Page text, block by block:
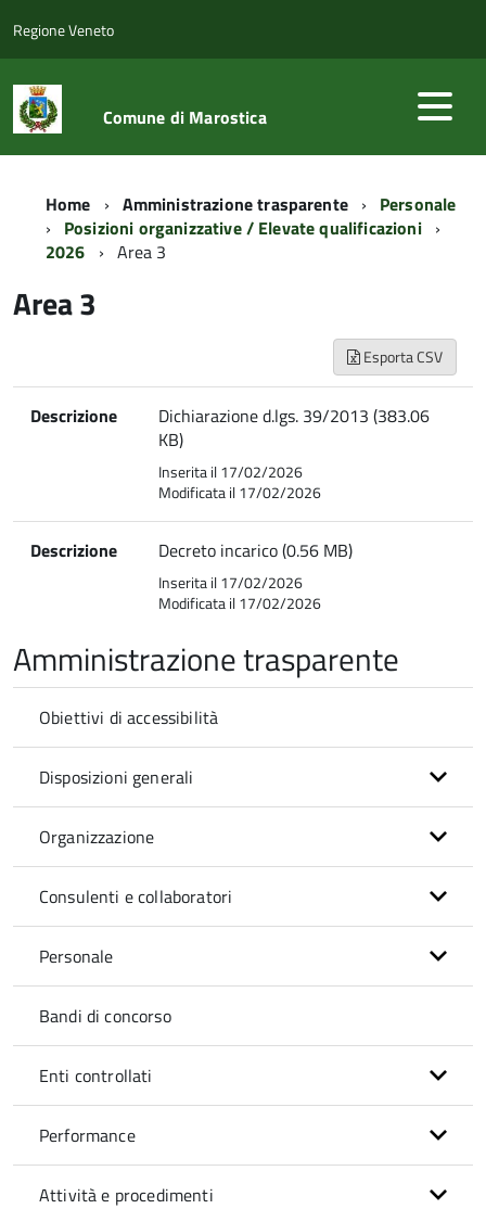
Regione Veneto
Comune di Marostica
Home Amministrazione trasparente
Personale
Posizioni organizzative / Elevate qualificazioni
2026
Area 3
Area 3
Esporta CSV
Descrizione
Dichiarazione d.lgs. 39/2013 (383.06
KB)
Inserita il 17/02/2026
Modificata il 17/02/2026
Descrizione Decreto incarico (0.56 MB)
Inserita il 17/02/2026
Modificata il 17/02/2026
Amministrazione trasparente
Obiettivi di accessibilità
Disposizioni generali
Organizzazione
Consulenti e collaboratori
Personale
Bandi di concorso
Enti controllati
Performance
Attività e procedimenti